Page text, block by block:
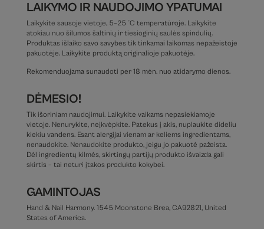
LAIKYMO IR NAUDOJIMO YPATUMAI
Laikykite sausoje vietoje, 5–25 °C temperatūroje. Laikykite
atokiau nuo šilumos šaltinių ir tiesioginių saulės spindulių.
Produktas išlaiko savo savybes tik tinkamai laikomas nepažeistoje
pakuotėje. Laikykite produktą originalioje pakuotėje.
Rekomenduojama sunaudoti per 18 mėn. nuo atidarymo dienos.
DĖMESIO!
Tik išoriniam naudojimui. Laikykite vaikams nepasiekiamoje
vietoje. Nenurykite, neįkvėpkite. Patekus į akis, nuplaukite dideliu
kiekiu vandens. Esant alergijai vienam ar keliems ingredientams,
nenaudokite. Nenaudokite produkto, jeigu jo pakuotė pažeista.
Dėl ingredientų kilmės, skirtingų partijų produkto išvaizda gali
skirtis – tai neturi įtakos produkto kokybei.
GAMINTOJAS
Hand & Nail Harmony. 1545 Moonstone Brea, CA92821, United
States of America.